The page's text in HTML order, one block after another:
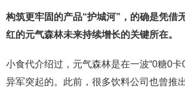
构筑更牢固的产品“护城河”，的确是凭借
红的元气森林未来持续增长的关键所在。
小食代介绍过，元气森林是在一波“0糖0卡
异军突起的。此前，很多饮料公司也曾推